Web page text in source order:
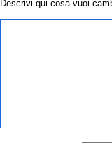
Descrivi qui cosa vuoi